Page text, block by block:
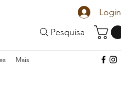
Login
Pesquisa
Mais